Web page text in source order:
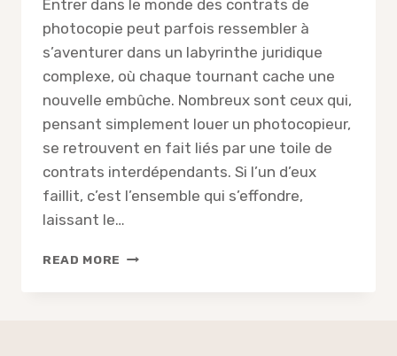
Entrer dans le monde des contrats de
photocopie peut parfois ressembler à
s’aventurer dans un labyrinthe juridique
complexe, où chaque tournant cache une
nouvelle embûche. Nombreux sont ceux qui,
pensant simplement louer un photocopieur,
se retrouvent en fait liés par une toile de
contrats interdépendants. Si l’un d’eux
faillit, c’est l’ensemble qui s’effondre,
laissant le…
READ MORE HUIS